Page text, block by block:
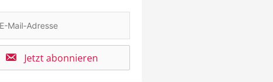
Jetzt abonnieren